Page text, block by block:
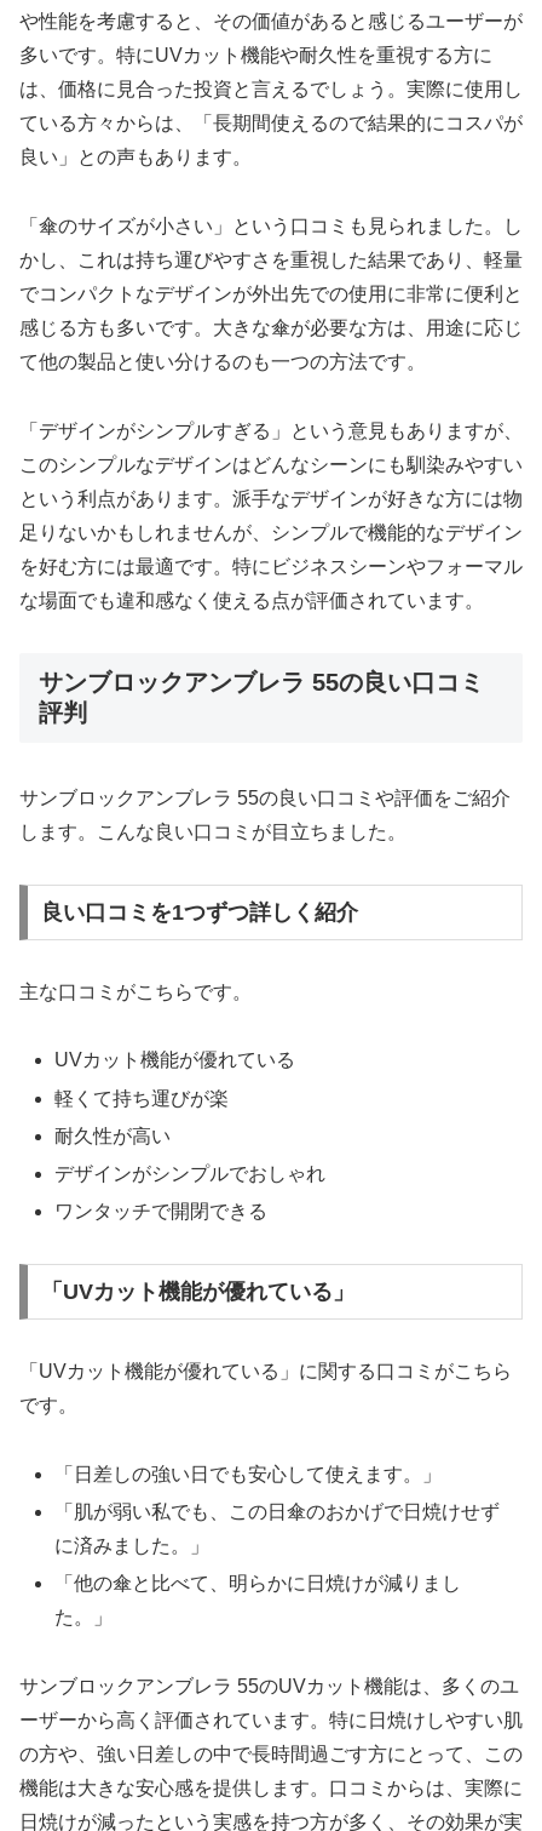
や性能を考慮すると、その価値があると感じるユーザーが
多いです。特にUVカット機能や耐久性を重視する方に
は、価格に見合った投資と言えるでしょう。実際に使用し
ている方々からは、「長期間使えるので結果的にコスパが
良い」との声もあります。
「傘のサイズが小さい」という口コミも見られました。し
かし、これは持ち運びやすさを重視した結果であり、軽量
でコンパクトなデザインが外出先での使用に非常に便利と
感じる方も多いです。大きな傘が必要な方は、用途に応じ
て他の製品と使い分けるのも一つの方法です。
「デザインがシンプルすぎる」という意見もありますが、
このシンプルなデザインはどんなシーンにも馴染みやすい
という利点があります。派手なデザインが好きな方には物
足りないかもしれませんが、シンプルで機能的なデザイン
を好む方には最適です。特にビジネスシーンやフォーマル
な場面でも違和感なく使える点が評価されています。
サンブロックアンブレラ 55の良い口コミ
評判
サンブロックアンブレラ 55の良い口コミや評価をご紹介
します。こんな良い口コミが目立ちました。
良い口コミを1つずつ詳しく紹介
主な口コミがこちらです。
UVカット機能が優れている
軽くて持ち運びが楽
耐久性が高い
デザインがシンプルでおしゃれ
ワンタッチで開閉できる
「UVカット機能が優れている」
「UVカット機能が優れている」に関する口コミがこちら
です。
「日差しの強い日でも安心して使えます。」
「肌が弱い私でも、この日傘のおかげで日焼けせず
に済みました。」
「他の傘と比べて、明らかに日焼けが減りまし
た。」
サンブロックアンブレラ 55のUVカット機能は、多くのユ
ーザーから高く評価されています。特に日焼けしやすい肌
の方や、強い日差しの中で長時間過ごす方にとって、この
機能は大きな安心感を提供します。口コミからは、実際に
日焼けが減ったという実感を持つ方が多く、その効果が実